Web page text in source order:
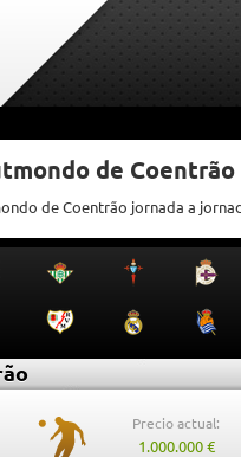
de Coentrão
de Coentrão jornada a
Precio actual:
1.000.000 €